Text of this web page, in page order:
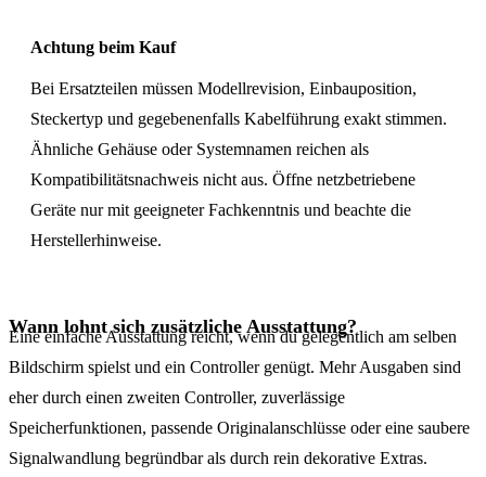
Achtung beim Kauf
Bei Ersatzteilen müssen Modellrevision, Einbauposition,
Steckertyp und gegebenenfalls Kabelführung exakt stimmen.
Ähnliche Gehäuse oder Systemnamen reichen als
Kompatibilitätsnachweis nicht aus. Öffne netzbetriebene
Geräte nur mit geeigneter Fachkenntnis und beachte die
Herstellerhinweise.
Wann lohnt sich zusätzliche Ausstattung?
Eine einfache Ausstattung reicht, wenn du gelegentlich am selben
Bildschirm spielst und ein Controller genügt. Mehr Ausgaben sind
eher durch einen zweiten Controller, zuverlässige
Speicherfunktionen, passende Originalanschlüsse oder eine saubere
Signalwandlung begründbar als durch rein dekorative Extras.